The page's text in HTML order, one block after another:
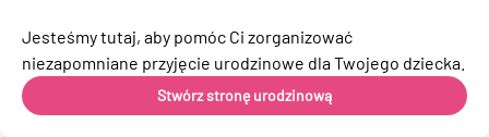
Jesteśmy tutaj, aby pomóc Ci zorganizować
niezapomniane przyjęcie urodzinowe dla Twojego dziecka.
Stwórz stronę urodzinową